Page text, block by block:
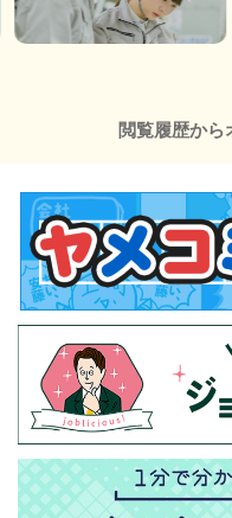
閲覧履歴か